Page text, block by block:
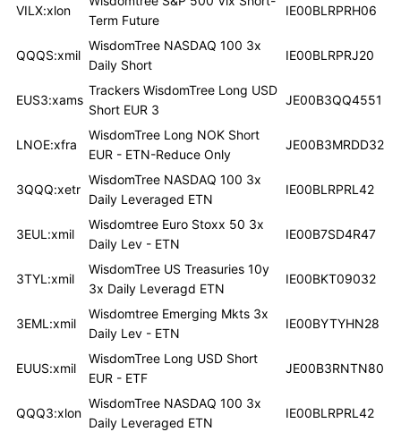
VILX:xlon
Term Future
IE00BLRPRH06
QQQS:xmil
WisdomTree NASDAQ 100 3x
Daily Short
IE00BLRPRJ20
EUS3:xams
Trackers WisdomTree Long USD
Short EUR 3
JE00B3QQ4551
LNOE:xfra
WisdomTree Long NOK Short
EUR - ETN-Reduce Only
JE00B3MRDD32
3QQQ:xetr
WisdomTree NASDAQ 100 3x
Daily Leveraged ETN
IE00BLRPRL42
3EUL:xmil
Wisdomtree Euro Stoxx 50 3x
Daily Lev - ETN
IE00B7SD4R47
3TYL:xmil
WisdomTree US Treasuries 10y
3x Daily Leveragd ETN
IE00BKT09032
3EML:xmil
Wisdomtree Emerging Mkts 3x
Daily Lev - ETN
IE00BYTYHN28
EUUS:xmil
WisdomTree Long USD Short
EUR - ETF
JE00B3RNTN80
QQQ3:xlon
WisdomTree NASDAQ 100 3x
Daily Leveraged ETN
IE00BLRPRL42